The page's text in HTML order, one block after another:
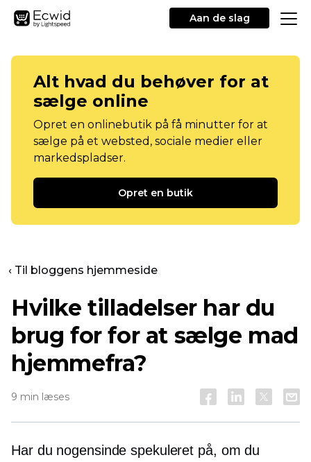
Aan de slag
Alt hvad du behøver for at
sælge online
Opret en onlinebutik på få minutter for at
sælge på et websted, sociale medier eller
markedspladser.
Opret en butik
‹ Til bloggens hjemmeside
Hvilke tilladelser har du
brug for for at sælge mad
hjemmefra?
9 min læses
Har du nogensinde spekuleret på, om du